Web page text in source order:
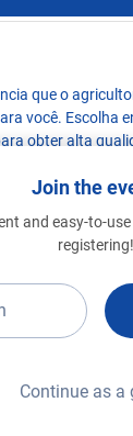
que o
você. Escolha
obter alta
Join the
and easy-to-
registering!
Continue as a